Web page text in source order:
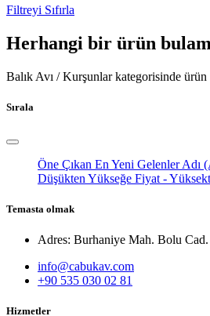
Filtreyi Sıfırla
Herhangi bir ürün
Balık Avı / Kurşunlarkategorisinde ürün
Sırala
Öne Çıkan En Yeni Gelenler Adı
Düşükten Yükseğe Fiyat -
Temasta olmak
Adres: Burhaniye Mah. Bolu
info@cabukav.com
+90 535 030 02 81
Hizmetler